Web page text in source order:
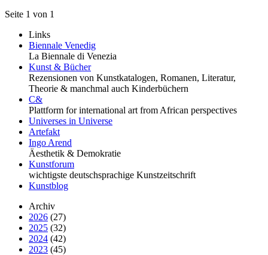
Seite 1 von 1
Links
Biennale Venedig
La Biennale di Venezia
Kunst & Bücher
Rezensionen von Kunstkatalogen, Romanen, Literatur,
Theorie & manchmal auch Kinderbüchern
C&
Plattform for international art from African perspectives
Universes in Universe
Artefakt
Ingo Arend
Äesthetik & Demokratie
Kunstforum
wichtigste deutschsprachige Kunstzeitschrift
Kunstblog
Archiv
2026 (27)
2025 (32)
2024 (42)
2023 (45)